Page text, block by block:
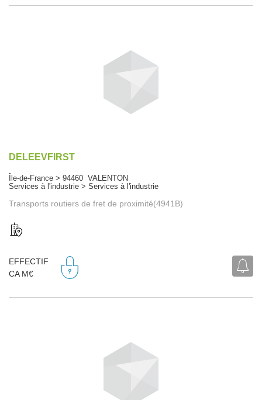
DELEEVFIRST
Île-de-France > 94460 VALENTON
Services à l'industrie > Services à l'industrie
Transports routiers de fret de proximité(4941B)
EFFECTIF
CA M€